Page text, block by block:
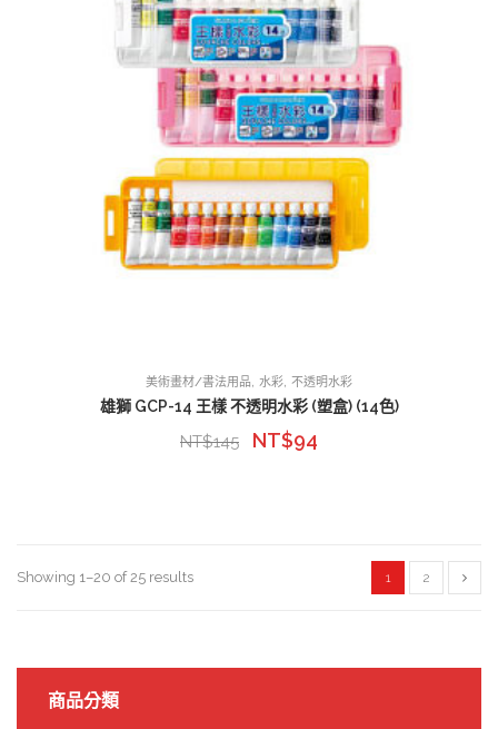
美術畫材/書法用品 水彩 不透明水彩
雄獅 GCP-14 王樣 不透明水彩 (塑盒) (14色)
NT$145 NT$94
Showing 1–20 of 25 results 1 2
商品分類